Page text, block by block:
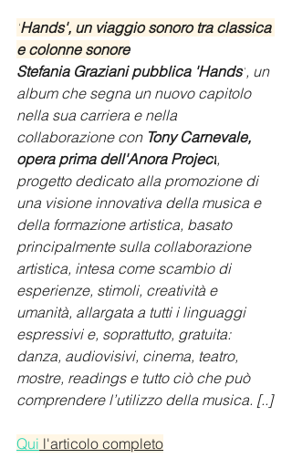
'Hands', un viaggio sonoro tra classica
e colonne sonore
Stefania Graziani pubblica 'Hands', un
album che segna un nuovo capitolo
nella sua carriera e nella
collaborazione con Tony Carnevale,
opera prima dell'Anora Project,
progetto dedicato alla promozione di
una visione innovativa della musica e
della formazione artistica, basato
principalmente sulla collaborazione
artistica, intesa come scambio di
esperienze, stimoli, creatività e
umanità, allargata a tutti i linguaggi
espressivi e, soprattutto, gratuita:
danza, audiovisivi, cinema, teatro,
mostre, readings e tutto ciò che può
comprendere l’utilizzo della musica. [..]
Qui l'articolo completo